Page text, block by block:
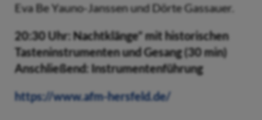
Eva Be Yauno-Janssen und Dörte Gassauer.
20:30 Uhr: Nachtklänge“ mit historischen
Tasteninstrumenten und Gesang (30 min)
Anschließend: Instrumentenführung
https://www.afm-hersfeld.de/